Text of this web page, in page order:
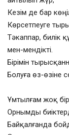
Кезім де бар
Көрсетпеуге
Тәкаппар, билік
мен-мендікті.
Бірімін
Болуға өз-өзіне
Ұмтылғам жоқ
Орнымды
Байқалғанда